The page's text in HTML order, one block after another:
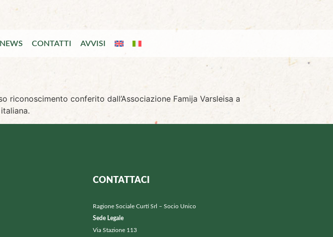
NEWS CONTATTI AVVISI
riconoscimento conferito dall’Associazione Famija Varsleisa a
CONTATTACI
Ragione Sociale Curti Srl – Socio Unico
Sede Legale
Via Stazione 113